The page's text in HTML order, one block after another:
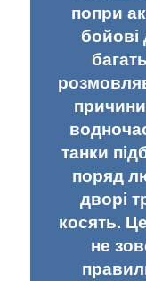
попри
бойові
танки
поряд
дворі
косять.
не